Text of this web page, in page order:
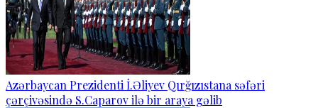
Azərbaycan Prezidenti İ.Əliyev Qırğızıstana səfəri
çərçivəsində S.Caparov ilə bir araya gəlib